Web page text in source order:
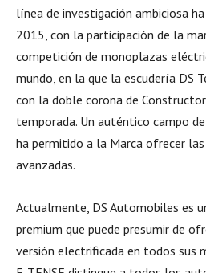
línea de investigación ambiciosa
2015, con la participación de la
competición de monoplazas
mundo, en la que la escudería DS
con la doble corona de
temporada. Un auténtico campo
ha permitido a la Marca ofrecer
avanzadas.
Actualmente, DS Automobiles es
premium que puede presumir de
versión electrificada en todos sus